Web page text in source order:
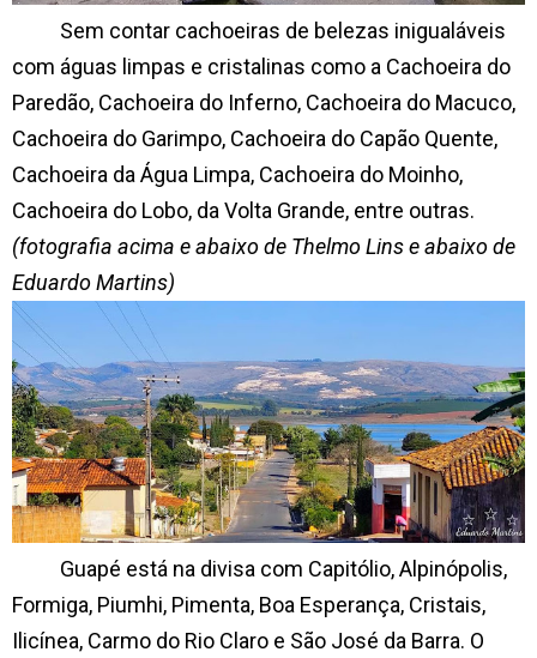
Sem contar cachoeiras de belezas inigualáveis
com águas limpas e cristalinas como a Cachoeira do
Paredão, Cachoeira do Inferno, Cachoeira do Macuco,
Cachoeira do Garimpo, Cachoeira do Capão Quente,
Cachoeira da Água Limpa, Cachoeira do Moinho,
Cachoeira do Lobo, da Volta Grande, entre outras.
(fotografia acima e abaixo de Thelmo Lins e abaixo de
Eduardo Martins)
Guapé está na divisa com Capitólio, Alpinópolis,
Formiga, Piumhi, Pimenta, Boa Esperança, Cristais,
Ilicínea, Carmo do Rio Claro e São José da Barra. O